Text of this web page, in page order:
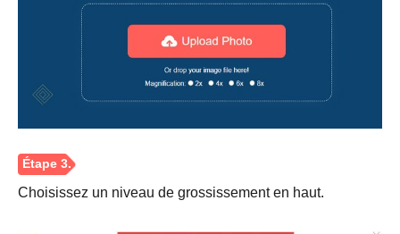
Étape 1.
Choisissez un niveau de grossissement en haut.